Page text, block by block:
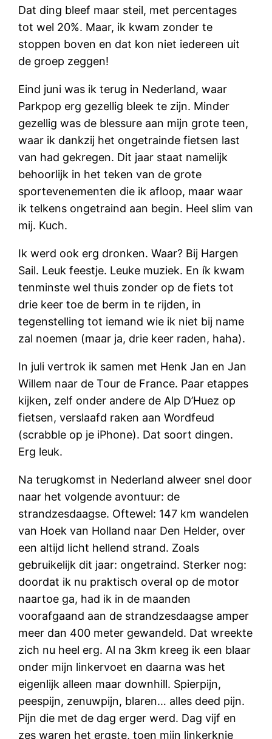
Dat ding bleef maar steil, met percentages
tot wel 20%. Maar, ik kwam zonder te
stoppen boven en dat kon niet iedereen uit
de groep zeggen!
Eind juni was ik terug in Nederland, waar
Parkpop erg gezellig bleek te zijn. Minder
gezellig was de blessure aan mijn grote teen,
waar ik dankzij het ongetrainde fietsen last
van had gekregen. Dit jaar staat namelijk
behoorlijk in het teken van de grote
sportevenementen die ik afloop, maar waar
ik telkens ongetraind aan begin. Heel slim van
mij. Kuch.
Ik werd ook erg dronken. Waar? Bij Hargen
Sail. Leuk feestje. Leuke muziek. En ík kwam
tenminste wel thuis zonder op de fiets tot
drie keer toe de berm in te rijden, in
tegenstelling tot iemand wie ik niet bij name
zal noemen (maar ja, drie keer raden, haha).
In juli vertrok ik samen met Henk Jan en Jan
Willem naar de Tour de France. Paar etappes
kijken, zelf onder andere de Alp D’Huez op
fietsen, verslaafd raken aan Wordfeud
(scrabble op je iPhone). Dat soort dingen.
Erg leuk.
Na terugkomst in Nederland alweer snel door
naar het volgende avontuur: de
strandzesdaagse. Oftewel: 147 km wandelen
van Hoek van Holland naar Den Helder, over
een altijd licht hellend strand. Zoals
gebruikelijk dit jaar: ongetraind. Sterker nog:
doordat ik nu praktisch overal op de motor
naartoe ga, had ik in de maanden
voorafgaand aan de strandzesdaagse amper
meer dan 400 meter gewandeld. Dat wreekte
zich nu heel erg. Al na 3km kreeg ik een blaar
onder mijn linkervoet en daarna was het
eigenlijk alleen maar downhill. Spierpijn,
peespijn, zenuwpijn, blaren… alles deed pijn.
Pijn die met de dag erger werd. Dag vijf en
zes waren het ergste, toen mijn linkerknie